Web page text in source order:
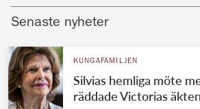
Senaste nyheter
KUNGAFAMILJEN
Silvias hemliga möte
räddade Victorias